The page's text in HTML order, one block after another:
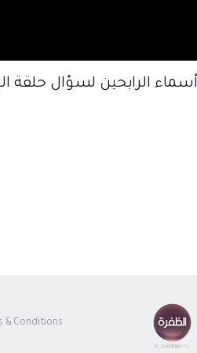
أسماء الرابحين لسؤال حلقة
& Conditions